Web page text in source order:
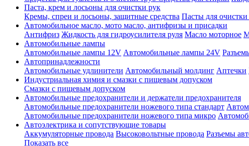
Паста, крем и лосьоны для очистки рук
Кремы, спреи и лосьоны, защитные средства Пасты для очистки
Автомобильное масло, мото масло, антифризы и присадки
Антифриз Жидкость для гидроусилителя руля Масло моторное
Автомобильные лампы
Автомобильные лампы 12V Автомобильные лампы 24V
Автопринадлежности
Автомобильные удлинители Автомобильный молдинг Аптечки
Индустриальная химия и смазки с пищевым допуском
Смазки с пищевым допуском
Автомобильные предохранители и держатели предохранителя
Автомобильные предохранители ножевого типа стандарт
Автомобильные предохранители ножевого типа микро
Автоэлектрика и сопутствующие товары
Аккумуляторные провода Высоковольтные провода Разъемы
Показать все